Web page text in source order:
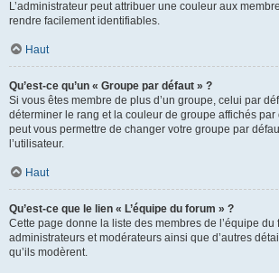
L’administrateur peut attribuer une couleur aux
rendre facilement identifiables.
Haut
Qu’est-ce qu’un « Groupe par défaut » ?
Si vous êtes membre de plus d’un groupe, celui par
déterminer le rang et la couleur de groupe affichés par
peut vous permettre de changer votre groupe par
l’utilisateur.
Haut
Qu’est-ce que le lien « L’équipe du forum » ?
Cette page donne la liste des membres de l’équipe du
administrateurs et modérateurs ainsi que d’autres
qu’ils modèrent.